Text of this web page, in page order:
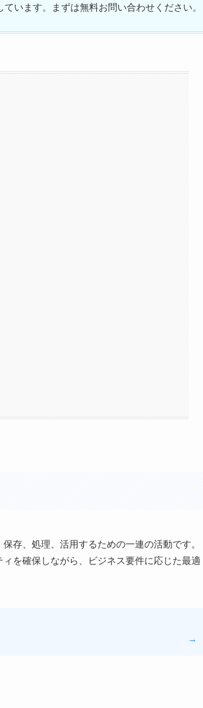
ています。まずは無料お問い合わせください。
存、処理、活用するための一連の活動です。
を確保しながら、ビジネス要件に応じた最適
→